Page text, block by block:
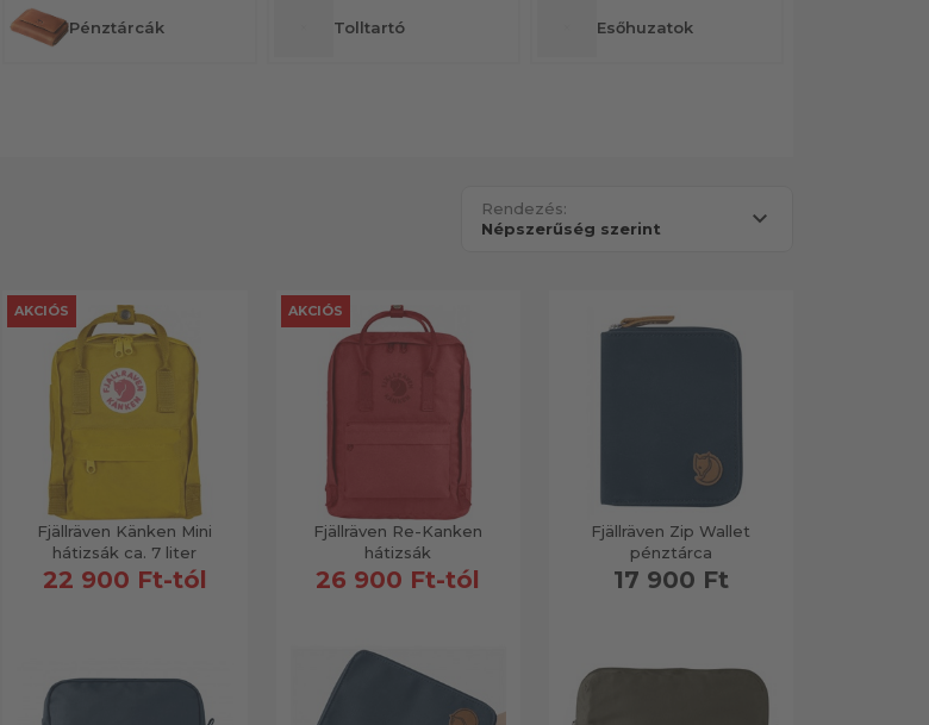
Pénztárcák Tolltartó Esőhuzatok
Rendezés:
Fjällräven Känken Mini
hátizsák ca. 7 liter
AKCIÓS
22 900 Ft-tól
Fjällräven Re-Kanken
hátizsák
AKCIÓS
26 900 Ft-tól
Fjällräven Zip Wallet
pénztárca
17 900 Ft